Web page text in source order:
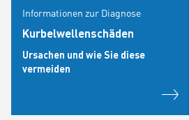
Informationen zur Diagnose
Kurbelwellenschäden
Ursachen und wie Sie diese
vermeiden